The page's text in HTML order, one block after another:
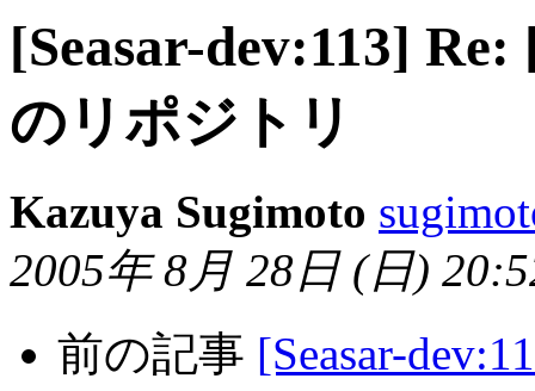
[Seasar-dev:113]
のリポジトリ
Kazuya Sugimoto
2005年 8月 28日 (日)
前の記事 [Seasar-